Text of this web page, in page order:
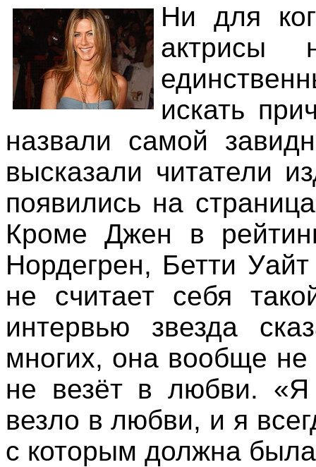
Ни для
актрисы
искать
назвали самой
высказали читатели
появились на
Кроме Джен в
Нордегрен, Бетти
не считает себя
интервью звезда
многих, она вообще
не везёт в любви. «Я
везло в любви, и я
с которым должна